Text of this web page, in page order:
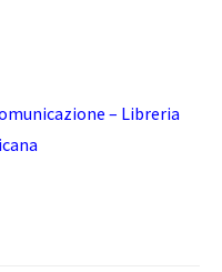
– Libreria